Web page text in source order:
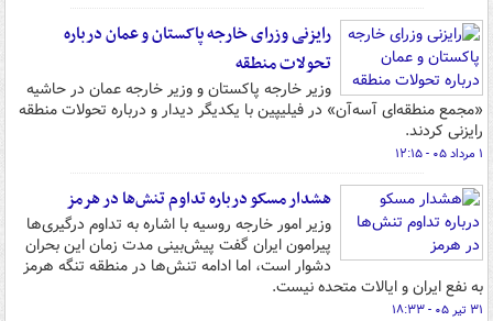
رایزنی وزرای خارجه پاکستان و عمان درباره
تحولات منطقه
وزیر خارجه پاکستان و وزیر خارجه عمان در حاشیه
«مجمع منطقه‌ای آسه‌آن» در فیلیپین با یکدیگر دیدار و درباره تحولات منطقه
رایزنی کردند.
۱ مرداد ۰۵ - ۱۲:۱۵
هشدار مسکو درباره تداوم تنش‌ها در هرمز
وزیر امور خارجه روسیه با اشاره به تداوم درگیری‌ها
پیرامون ایران گفت پیش‌بینی مدت زمان این بحران
دشوار است، اما ادامه تنش‌ها در منطقه تنگه هرمز
به نفع ایران و ایالات متحده نیست.
۳۱ تیر ۰۵ - ۱۸:۳۳